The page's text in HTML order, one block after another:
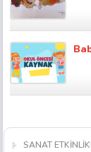
SANAT